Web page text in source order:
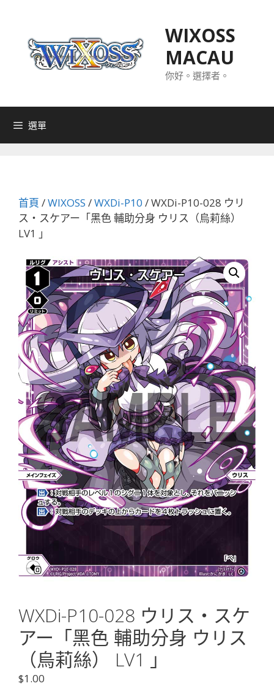
WIXOSS
MACAU
你好。選擇者。
選單
首頁 /WIXOSS /WXDi-P10 / WXDi-P10-028 ウリ
ス・スケアー「黑色 輔助分身 ウリス（烏莉絲）
LV1 」
WXDi-P10-028 ウリス・スケ
アー「黑色 輔助分身 ウリス
（烏莉絲） LV1 」
$1.00